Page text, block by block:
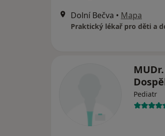
Dolní Bečva • Mapa
Praktický lékař pro děti a
Pediatr